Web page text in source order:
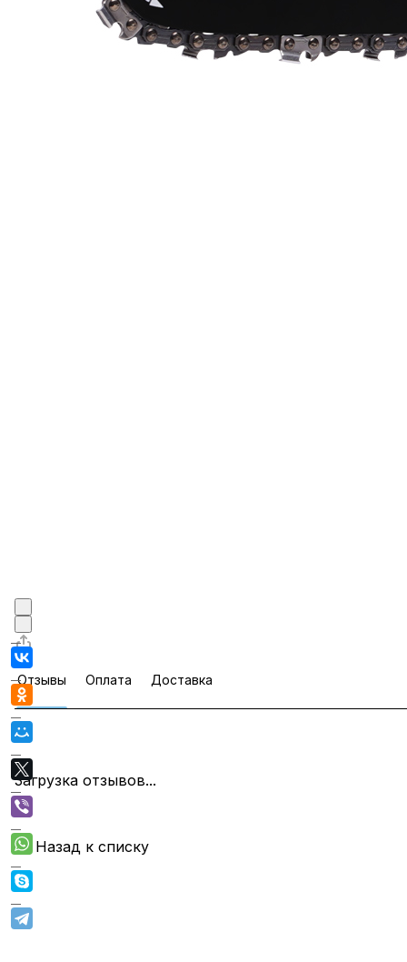
Отзывы Оплата Доставка
Загрузка отзывов...
Назад к списку